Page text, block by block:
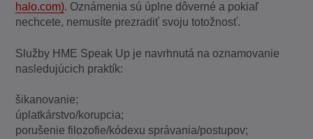
halo.com). Oznámenia sú úplne dôverné a pokiaľ
nechcete, nemusíte prezradiť svoju totožnosť.
Služby HME Speak Up je navrhnutá na oznamovanie
nasledujúcich praktík:
šikanovanie;
úplatkárstvo/korupcia;
porušenie filozofie/kódexu správania/postupov;